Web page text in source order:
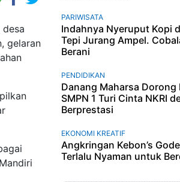
gelaran
PARIWISATA
Indahnya Nyeruput Kopi
Tepi Jurang Ampel.
Berani
PENDIDIKAN
Danang Maharsa Dorong
SMPN 1 Turi Cinta NKRI
Berprestasi
EKONOMI KREATIF
Angkringan Kebon’s
Terlalu Nyaman untuk